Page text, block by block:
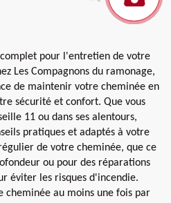
pour l'entretien de votre
Les Compagnons du ramonage,
de maintenir votre cheminée en
sécurité et confort. Que vous
11 ou dans ses alentours,
pratiques et adaptés à votre
de votre cheminée, que ce
ou pour des réparations
éviter les risques d'incendie.
cheminée au moins une fois par